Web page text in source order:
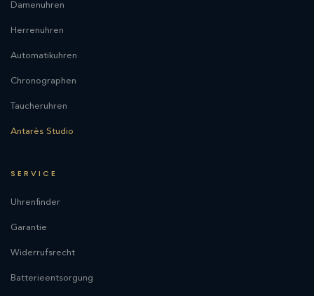
Damenuhren
Herrenuhren
Automatikuhren
Chronographen
Taucheruhren
Antarès Studio
SERVICE
Uhrenfinder
Garantie
Widerrufsrecht
Batterieentsorgung